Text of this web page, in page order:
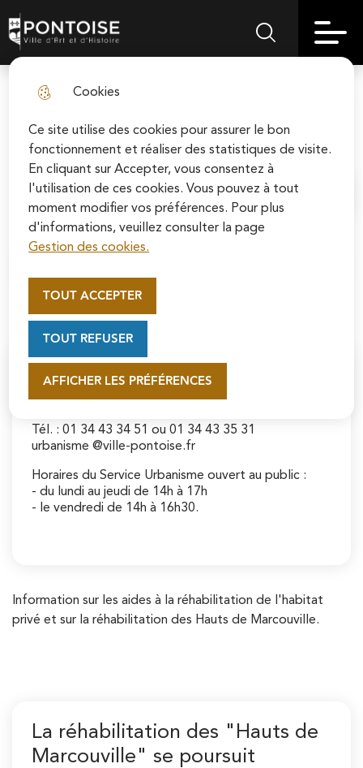
Cookies
Ce site utilise des cookies pour assurer le bon
fonctionnement et réaliser des statistiques de visite.
En cliquant sur Accepter, vous consentez à
l'utilisation de ces cookies. Vous pouvez à tout
moment modifier vos préférences. Pour plus
d'informations, veuillez consulter la page
Gestion des cookies.
AFFICHER LES PRÉFÉRENCES
TOUT ACCEPTER
TOUT REFUSER
to
menu
Skip to
search
Skip to
site map
Soutenez la rénovation de la cathédrale Saint-
Maclou en vous connectant sur le site de la
Fondation du patrimoine.
En savoir plus
Pontoise | Ville d'art et d'histoireMenu principalRechercher sur
social : démarches et aides
Contact
Tél. : 01 34 43 34 51 ou 01 34 43 35 31
urbanisme @ville-pontoise.fr
Horaires du Service Urbanisme ouvert au public :
- du lundi au jeudi de 14h à 17h
- le vendredi de 14h à 16h30.
Information sur les aides à la réhabilitation de l'habitat
privé et sur la réhabilitation des Hauts de Marcouville.
La réhabilitation des "Hauts de
Marcouville" se poursuit